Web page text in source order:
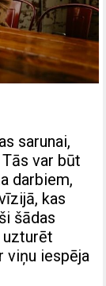
sarunai,
var būt
darbiem,
kas
šādas
uzturēt
viņu iespēja